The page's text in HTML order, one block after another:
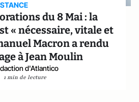
du 8 Mai : la
« nécessaire, vitale et
Macron a rendu
à Jean Moulin
d'Atlantico
1 min de lecture